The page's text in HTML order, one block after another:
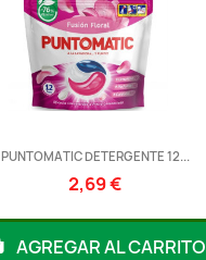
PUNTOMATIC DETERGENTE 12...
2,69 €
AGREGAR AL CARRITO